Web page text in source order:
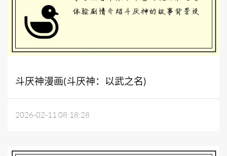
斗厌神漫画(斗厌神：以武之名)
2026-02-11 08:18:28